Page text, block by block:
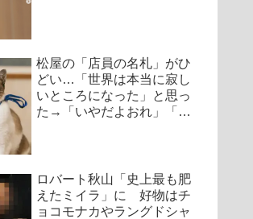
松屋の「店員の名札」がひ
どい…「世界は本当に寂し
いところになった」と思っ
た→「いやだよおれ」「ク
ロバート秋山「史上最も肥
えたミイラ」に 好物はチ
ョコモナカやラングドシャ